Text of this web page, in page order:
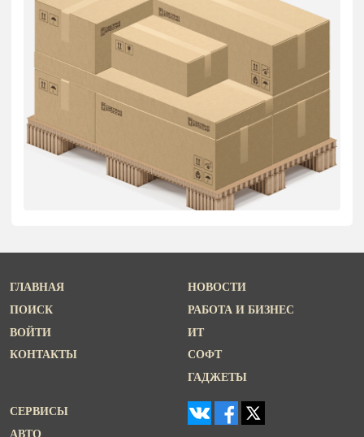
ГЛАВНАЯ
ПОИСК
ВОЙТИ
КОНТАКТЫ
НОВОСТИ
РАБОТА И БИЗНЕС
ИТ
СОФТ
ГАДЖЕТЫ
СЕРВИСЫ
АВТО